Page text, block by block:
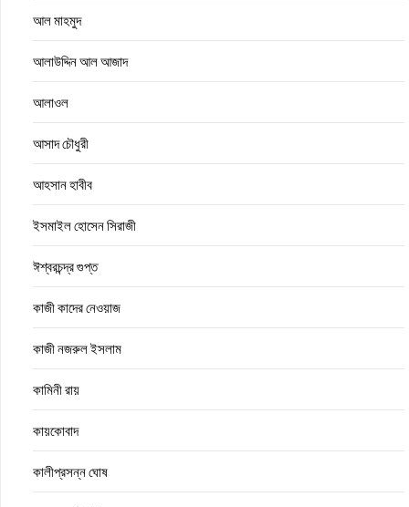
আল মাহমুদ
আলাউদ্দিন আল আজাদ
আলাওল
আসাদ চৌধুরী
আহসান হাবীব
ইসমাইল হোসেন সিরাজী
ঈশ্বরচন্দ্র গুপ্ত
কাজী কাদের নেওয়াজ
কাজী নজরুল ইসলাম
কামিনী রায়
কায়কোবাদ
কালীপ্রসন্ন ঘোষ